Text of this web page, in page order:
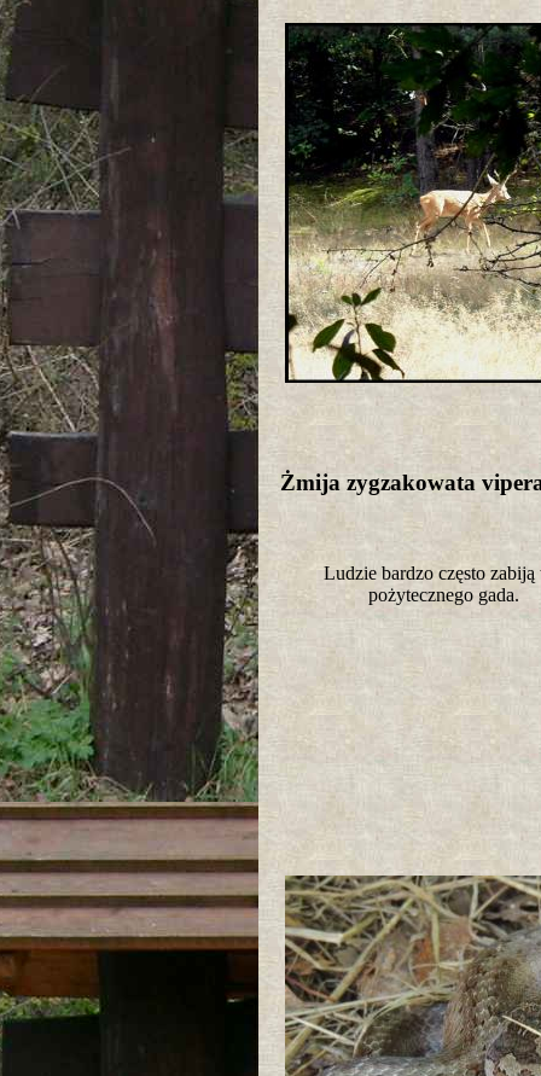
Żmija zygzakowata
Ludzie bardzo często zabiją
pożytecznego gada.